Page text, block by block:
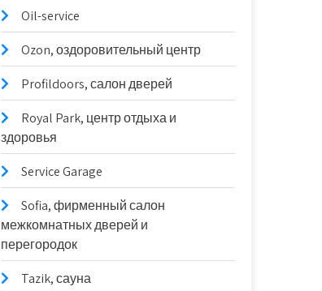
Oil-service
Ozon, оздоровительный центр
Profildoors, салон дверей
Royal Park, центр отдыха и
здоровья
Service Garage
Sofia, фирменный салон
межкомнатных дверей и
перегородок
Tazik, сауна